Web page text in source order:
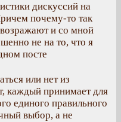
дискуссий на
почему-то так
и со мной
не на то, что я
посте
или нет из
каждый принимает для
единого правильного
выбор, а не